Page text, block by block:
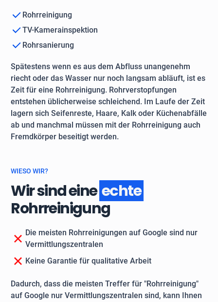
Rohrreinigung
TV-Kamerainspektion
Rohrsanierung
Spätestens wenn es aus dem Abfluss unangenehm
riecht oder das Wasser nur noch langsam abläuft, ist es
Zeit für eine Rohrreinigung. Rohrverstopfungen
entstehen üblicherweise schleichend. Im Laufe der Zeit
lagern sich Seifenreste, Haare, Kalk oder Küchenabfälle
ab und manchmal müssen mit der Rohrreinigung auch
Fremdkörper beseitigt werden.
WIESO WIR?
Wir sind eineechte
Rohrreinigung
Die meisten Rohrreinigungen auf Google sind nur
Vermittlungszentralen
Keine Garantie für qualitative Arbeit
Dadurch, dass die meisten Treffer für "Rohrreinigung"
auf Google nur Vermittlungszentralen sind, kann Ihnen